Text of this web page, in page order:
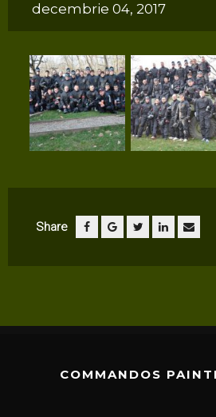
decembrie 04, 2017
Share
COMMANDOS